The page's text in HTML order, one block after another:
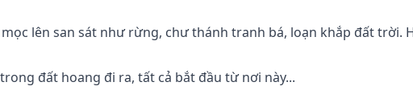
lên san sát như rừng, chư thánh tranh bá, loạn khắp đất trời.
đất hoang đi ra, tất cả bắt đầu từ nơi này...